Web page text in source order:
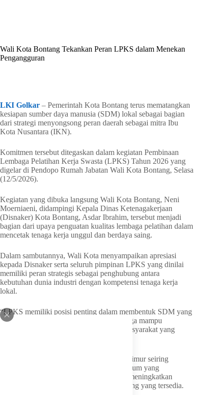
Wali Kota Bontang Tekankan Peran LPKS dalam Menekan
Pengangguran
LKI Golkar – Pemerintah Kota Bontang terus mematangkan
kesiapan sumber daya manusia (SDM) lokal sebagai bagian
dari strategi menyongsong peran daerah sebagai mitra Ibu
Kota Nusantara (IKN).
Komitmen tersebut ditegaskan dalam kegiatan Pembinaan
Lembaga Pelatihan Kerja Swasta (LPKS) Tahun 2026 yang
digelar di Pendopo Rumah Jabatan Wali Kota Bontang, Selasa
(12/5/2026).
Kegiatan yang dibuka langsung Wali Kota Bontang, Neni
Moerniaeni, didampingi Kepala Dinas Ketenagakerjaan
(Disnaker) Kota Bontang, Asdar Ibrahim, tersebut menjadi
bagian dari upaya penguatan kualitas lembaga pelatihan dalam
mencetak tenaga kerja unggul dan berdaya saing.
Dalam sambutannya, Wali Kota menyampaikan apresiasi
kepada Disnaker serta seluruh pimpinan LPKS yang dinilai
memiliki peran strategis sebagai penghubung antara
kebutuhan dunia industri dengan kompetensi tenaga kerja
lokal.
“LPKS memiliki posisi penting dalam membentuk SDM yang
siap kerja, mandiri, dan kompetitif, sehingga mampu
mendukung transformasi sosial menuju masyarakat yang
Menurutnya, perkembangan Kalimantan Timur seiring
pembangunan IKN harus menjadi momentum yang
dimanfaatkan masyarakat Bontang untuk meningkatkan
kualitas diri agar mampu mengambil peluang yang tersedia.